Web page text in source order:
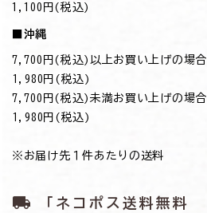
1,100円(税込)
■沖縄
7,700円(税込)以上お買い上げの場合
→1,980円(税込)
7,700円(税込)未満お買い上げの場合
→1,980円(税込)
※お届け先１件あたりの送料
local_shipping
「ネコポス送料無料